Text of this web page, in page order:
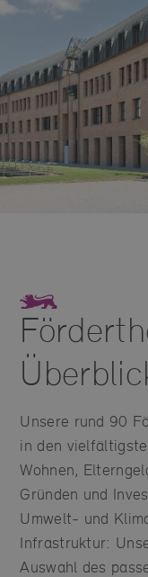
Unsere rund 90
in den
Wohnen,
Gründen und
Umwelt- und
Infrastruktur:
Auswahl des